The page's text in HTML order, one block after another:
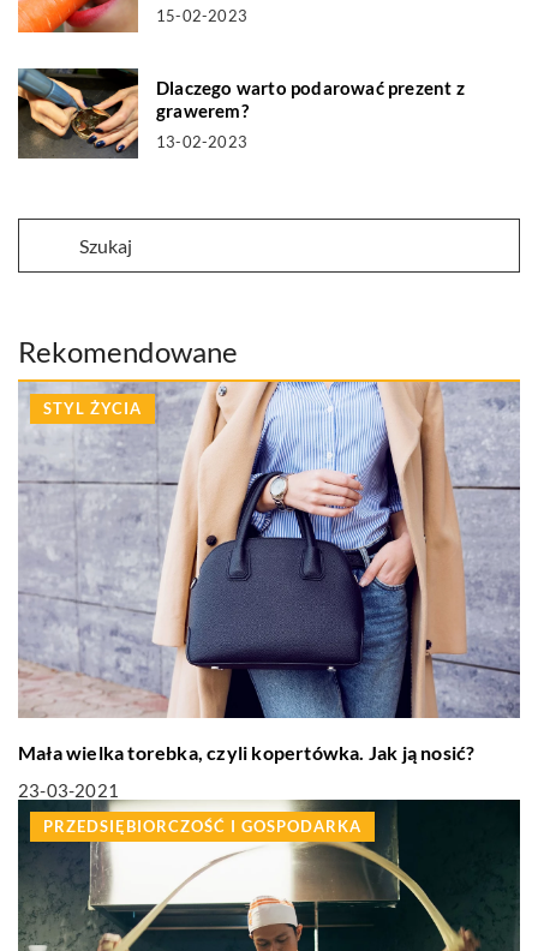
15-02-2023
Dlaczego warto podarować prezent z
grawerem?
13-02-2023
Rekomendowane
STYL ŻYCIA
Mała wielka torebka, czyli kopertówka. Jak ją nosić?
23-03-2021
PRZEDSIĘBIORCZOŚĆ I GOSPODARKA